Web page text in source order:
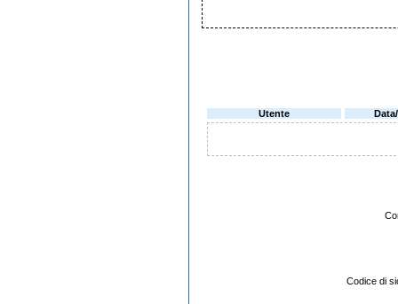
Utente
Codice di